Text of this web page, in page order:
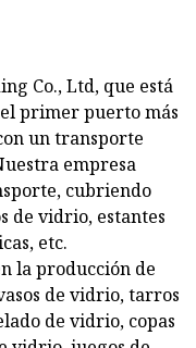
Co., Ltd, que está
primer puerto más
un transporte
empresa
cubriendo
de vidrio, estantes
etc.
la producción de
de vidrio, tarros
de vidrio, copas